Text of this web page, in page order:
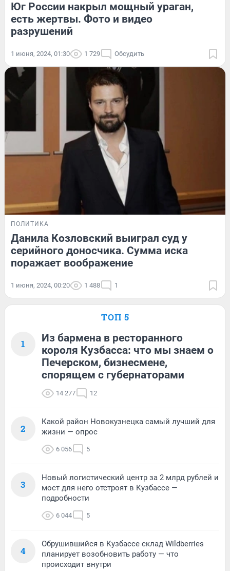
Юг России накрыл мощный ураган,
есть жертвы. Фото и видео
разрушений
1 июня, 2024, 01:30 1 729 Обсудить
ПОЛИТИКА
Данила Козловский выиграл суд у
серийного доносчика. Сумма иска
поражает воображение
1 июня, 2024, 00:20 1 488 1
ТОП 5
1
Из бармена в ресторанного
короля Кузбасса: что мы знаем о
Печерском, бизнесмене,
спорящем с губернаторами
14 277 12
2
Какой район Новокузнецка самый лучший для
жизни — опрос
6 056 5
3
Новый логистический центр за 2 млрд рублей и
мост для него отстроят в Кузбассе —
подробности
6 044 5
4
Обрушившийся в Кузбассе склад Wildberries
планирует возобновить работу — что
происходит внутри